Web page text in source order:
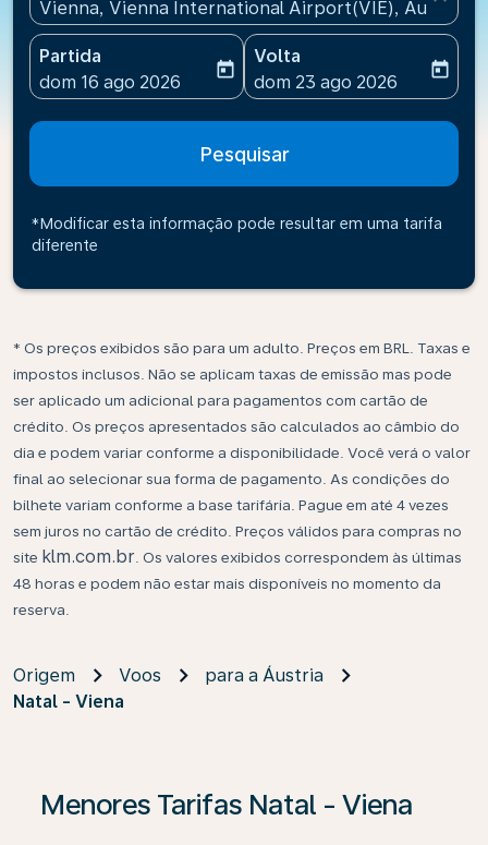
Vienna, Vienna International Airport(VIE), Austria
Partida
fc-booking-departure-date-aria-label
dom 16 ago 2026
today
Volta
fc-booking-return-date-
dom 23 ago 2026
today
Pesquisar
*Modificar esta informação pode resultar em uma tarifa
diferente
* Os preços exibidos são para um adulto. Preços em BRL. Taxas e
impostos inclusos. Não se aplicam taxas de emissão mas pode
ser aplicado um adicional para pagamentos com cartão de
crédito. Os preços apresentados são calculados ao câmbio do
dia e podem variar conforme a disponibilidade. Você verá o valor
final ao selecionar sua forma de pagamento. As condições do
bilhete variam conforme a base tarifária. Pague em até 4 vezes
sem juros no cartão de crédito. Preços válidos para compras no
site klm.com.br . Os valores exibidos correspondem às últimas
48 horas e podem não estar mais disponíveis no momento da
reserva.
Origem Voos
para a Áustria
Natal - Viena
Menores Tarifas Natal - Viena
Se não forem encontrados resultados, clique em